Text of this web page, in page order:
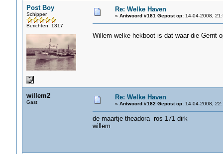
Post Boy
Schipper
Berichten: 1317
Re: Welke Haven
« Antwoord #181 Gepost op:14-04-2008,
Willem welke hekboot is dat waar die Gerrit
willem2
Gast
Re: Welke Haven
« Antwoord #182 Gepost op:14-04-2008,
de maartje theadora ros 171 dirk
willem